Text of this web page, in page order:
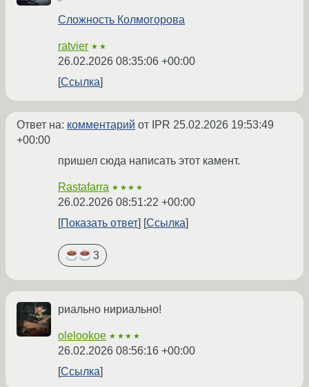
Сложность Колмогорова
ratvier ★★
26.02.2026 08:35:06 +00:00
Ссылка
Ответ на: комментарий от IPR 25.02.2026 19:53:49
+00:00
пришел сюда написать этот камент.
Rastafarra ★★★★
26.02.2026 08:51:22 +00:00
Показать ответ
Ссылка
3
риально нириально!
olelookoe ★★★★
26.02.2026 08:56:16 +00:00
Ссылка